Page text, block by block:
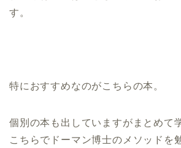
す。
特におすすめなのがこちらの本。
個別の本も出していますがまとめて
こちらでドーマン博士のメソッドを